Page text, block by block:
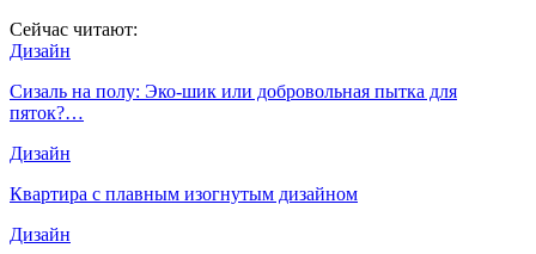
Сейчас читают:
Дизайн
Сизаль на полу: Эко-шик или добровольная пытка для
пяток?…
Дизайн
Квартира с плавным изогнутым дизайном
Дизайн